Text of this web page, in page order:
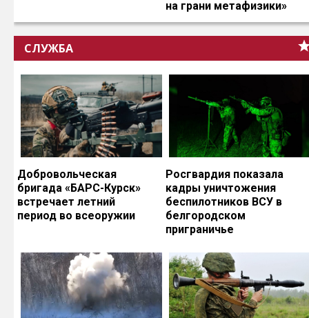
на грани метафизики»
СЛУЖБА
Добровольческая
бригада «БАРС-Курск»
встречает летний
период во всеоружии
Росгвардия показала
кадры уничтожения
беспилотников ВСУ в
белгородском
приграничье